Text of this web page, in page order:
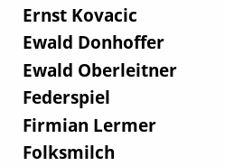
Ernst Kovacic
Ewald Donhoffer
Ewald Oberleitner
Federspiel
Firmian Lermer
Folksmilch